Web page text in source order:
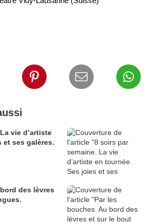
vie d’artiste
et ses galères.
des lèvres